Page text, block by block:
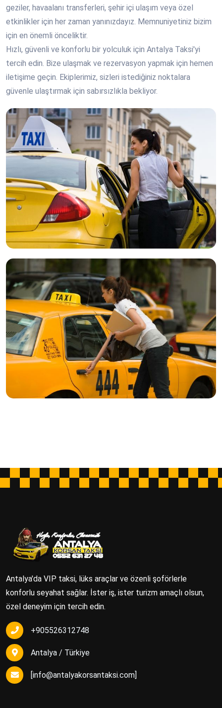
geziler, havaalanı transferleri, şehir içi ulaşım veya özel
etkinlikler için her zaman yanınızdayız. Memnuniyetiniz bizim
için en önemli önceliktir.
Hızlı, güvenli ve konforlu bir yolculuk için Antalya Taksi'yi
tercih edin. Bize ulaşmak ve rezervasyon yapmak için hemen
iletişime geçin. Ekiplerimiz, sizleri istediğiniz noktalara
güvenle ulaştırmak için sabırsızlıkla bekliyor.
Antalya'da VIP taksi, lüks araçlar ve özenli şoförlerle
konforlu seyahat sağlar. İster iş, ister turizm amaçlı olsun,
özel deneyim için tercih edin.
+905526312748
Antalya / Türkiye
info@antalyakorsantaksi.com